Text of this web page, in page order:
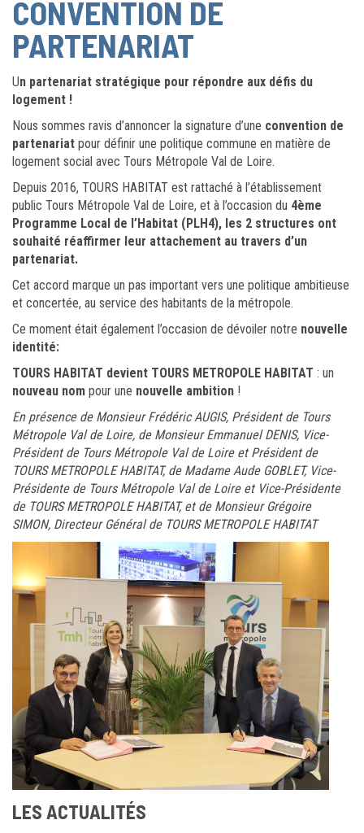
CONVENTION DE
PARTENARIAT
Un partenariat stratégique pour répondre aux défis du
logement !
Nous sommes ravis d’annoncer la signature d’une convention de
partenariat pour définir une politique commune en matière de
logement social avec Tours Métropole Val de Loire.
Depuis 2016, TOURS HABITAT est rattaché à l’établissement
public Tours Métropole Val de Loire, et à l’occasion du 4ème
Programme Local de l’Habitat (PLH4), les 2 structures ont
souhaité réaffirmer leur attachement au travers d’un
partenariat.
Cet accord marque un pas important vers une politique ambitieuse
et concertée, au service des habitants de la métropole.
Ce moment était également l’occasion de dévoiler notre nouvelle
identité:
TOURS HABITAT devient TOURS METROPOLE HABITAT : un
nouveau nom pour une nouvelle ambition !
En présence de Monsieur Frédéric AUGIS, Président de Tours
Métropole Val de Loire, de Monsieur Emmanuel DENIS, Vice-
Président de Tours Métropole Val de Loire et Président de
TOURS METROPOLE HABITAT, de Madame Aude GOBLET, Vice-
Présidente de Tours Métropole Val de Loire et Vice-Présidente
de TOURS METROPOLE HABITAT, et de Monsieur Grégoire
SIMON, Directeur Général de TOURS METROPOLE HABITAT
LES ACTUALITÉS